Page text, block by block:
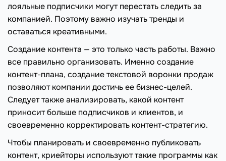
лояльные подписчики могут перестать следить за
компанией. Поэтому важно изучать тренды и
оставаться креативными.
Создание контента — это только часть работы. Важно
все правильно организовать. Именно создание
контент-плана, создание текстовой воронки продаж
позволяют компании достичь ее бизнес-целей.
Следует также анализировать, какой контент
приносит больше подписчиков и клиентов, и
своевременно корректировать контент-стратегию.
Чтобы планировать и своевременно публиковать
контент, криейторы используют такие программы как